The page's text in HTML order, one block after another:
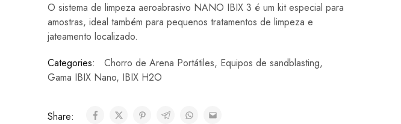
O sistema de limpeza aeroabrasivo NANO IBIX 3 é um kit especial para
amostras, ideal também para pequenos tratamentos de limpeza e
jateamento localizado.
Categories:
Chorro de Arena Portátiles, Equipos de sandblasting,
Gama IBIX Nano, IBIX H2O
Share: